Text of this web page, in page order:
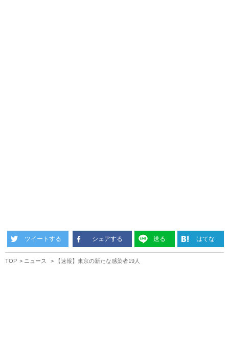
ツイートする シェアする 送る はてな
TOP ニュース 【速報】東京の新たな感染者19人